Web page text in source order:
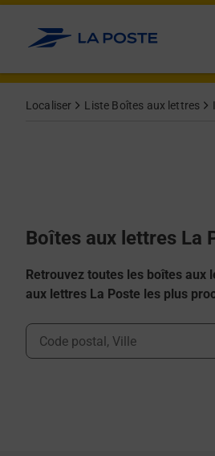
Allez au contenu
Localiser Liste Boîtes aux lettres
Boîtes aux lettres La
Retrouvez toutes les boîtes
aux lettres La Poste les plus
Ville, Département, Code Postal